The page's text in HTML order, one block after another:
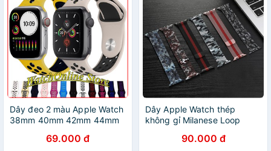
Dây đeo 2 màu Apple Watch
38mm 40mm 42mm 44mm
69.000 đ
Dây Apple Watch thép
không gỉ Milanese Loop
90.000 đ